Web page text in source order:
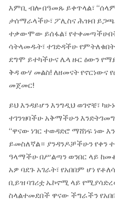
እምቢ ብሎ በዓመጹ ይቀጥላል፣
ታሰማራላችሁ፣ ፖሊስና ሕዝብ
ተቃውሞው ይሰፋል፣
ሳትላመዱት፣ ተገድዳችሁ
ደግሞ ይተካችሁና ሌላ ዙር ዕውን
ቅዳ ውሃ መልስ! ለዘመናት የኖርነውና
መጀመር!
ይህ እንዳይሆን እንግዲህ ወገኖቼ፣
ተገንዝባችሁ አቅማችሁን
“ዋናው ነገር ተወዳድሮ ማሸነፍ ነው
ይመስለኛል። ያንዳንዶቻችሁን የቀን
ዓላማችሁ በሥልጣን ወንበር ላይ
አዎ ባደጉ አገራት፣ የአበበም ሆነ
ቢይዝ ባገሪቷ ኤኮኖሚ ላይ
ስላልተመደበች ዋናው ችግራችን